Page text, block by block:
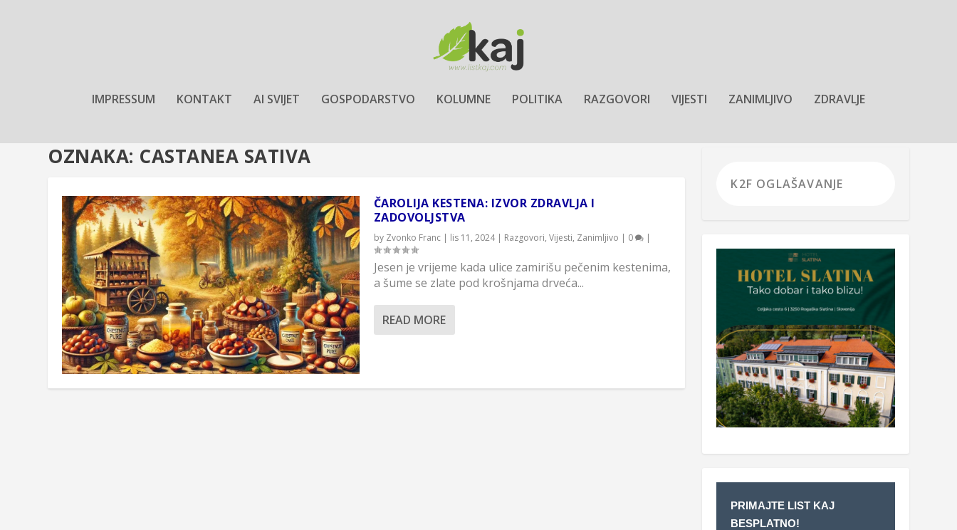
IMPRESSUM KONTAKT AI SVIJET GOSPODARSTVO KOLUMNE POLITIKA RAZGOVORI VIJESTI ZANIMLJIVO ZDRAVLJE
OZNAKA: CASTANEA SATIVA
ČAROLIJA KESTENA: IZVOR ZDRAVLJA I
ZADOVOLJSTVA
by Zvonko Franc| lis 11, 2024| Razgovori, Vijesti, Zanimljivo | 0 |
Jesen je vrijeme kada ulice zamirišu pečenim kestenima,
a šume se zlate pod krošnjama drveća...
READ MORE
PRIMAJTE LIST KAJ
BESPLATNO!